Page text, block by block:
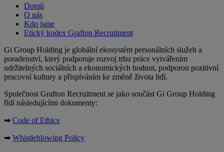
Domů
O nás
Kdo jsme
Etický kodex Grafton Recruitment
Gi Group Holding je globální ekosystém personálních služeb a
poradenství, který podporuje rozvoj trhu práce vytvářením
udržitelných sociálních a ekonomických hodnot, podporou pozitivní
pracovní kultury a přispíváním ke změně života lidí.
Společnost Grafton Recruitment se jako součást Gi Group Holding
řídí následujícími dokumenty:
➡ Code of Ethics
➡ Whistleblowing Policy